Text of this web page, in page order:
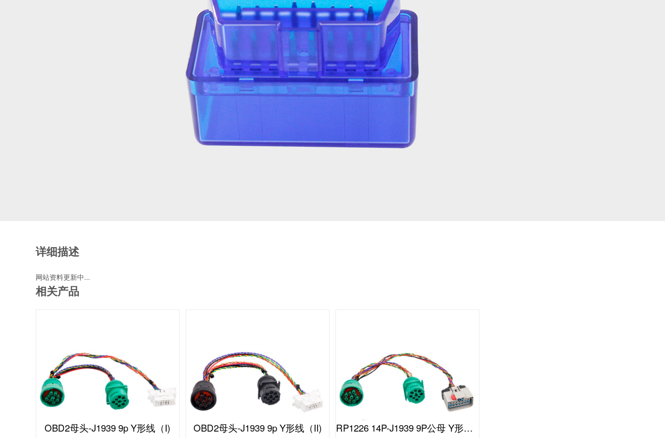
详细描述
网站资料更新中...
相关产品
OBD2母头-J1939 9p Y形线（I) OBD2母头-J1939 9p Y形线（II) RP1226 14P-J1939 9P公母 Y形线缆